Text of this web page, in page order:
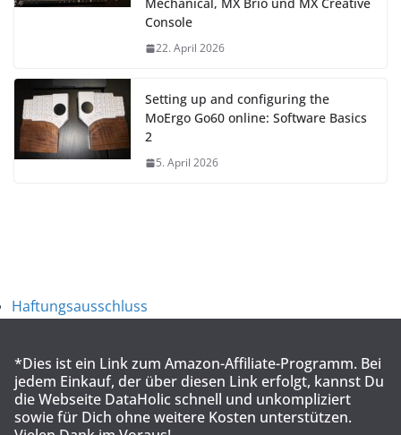
Console
22. April 2026
Setting up and configuring the
MoErgo Go60 online: Software Basics
2
5. April 2026
Haftungsausschluss
*Dies ist ein Link zum Amazon-Affiliate-Programm. Bei
jedem Einkauf, der über diesen Link erfolgt, kannst Du
die Webseite DataHolic schnell und unkompliziert
sowie für Dich ohne weitere Kosten unterstützen.